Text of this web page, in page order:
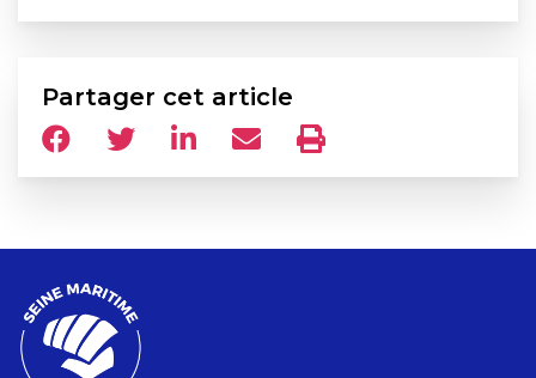
Partager cet article